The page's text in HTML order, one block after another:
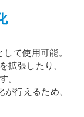
て使用可能。
拡張したり、
。
行えるため、